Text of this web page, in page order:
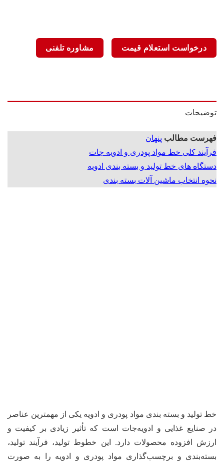
درخواست استعلام قیمت مشاوره تلفنی
توضیحات
فهرست مطالب پنهان
فرآیند کلی خط مواد پودری و ادویه جات
دستگاه های خط تولید و بسته بندی ادویه
نحوه انتخاب ماشین آلات بسته بندی
خط تولید و بسته بندی مواد پودری و ادویه یکی از مهمترین عناصر
در صنایع غذایی و ادویه‌جات است که تأثیر زیادی بر کیفیت و
ارزش افزوده محصولات دارد. این خطوط تولید، فرآیند تولید،
بسته‌بندی و برچسب‌گذاری مواد پودری و ادویه را به صورت